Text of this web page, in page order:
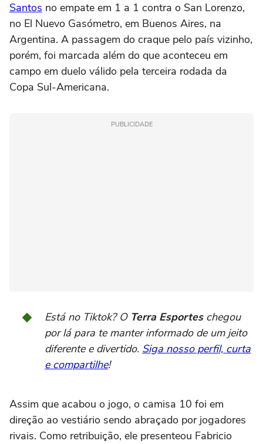
Santos no empate em 1 a 1 contra o San Lorenzo,
no El Nuevo Gasómetro, em Buenos Aires, na
Argentina. A passagem do craque pelo país vizinho,
porém, foi marcada além do que aconteceu em
campo em duelo válido pela terceira rodada da
Copa Sul-Americana.
PUBLICIDADE
Está no Tiktok? O Terra Esporteschegou
por lá para te manter informado de um jeito
diferente e divertido. Siga nosso perfil, curta
e compartilhe!
Assim que acabou o jogo, o camisa 10 foi em
direção ao vestiário sendo abraçado por jogadores
rivais. Como retribuição, ele presenteou Fabricio